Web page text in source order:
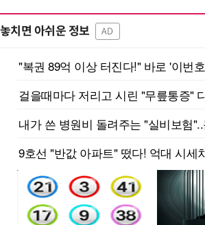
놓치면 아쉬운 정보 AD